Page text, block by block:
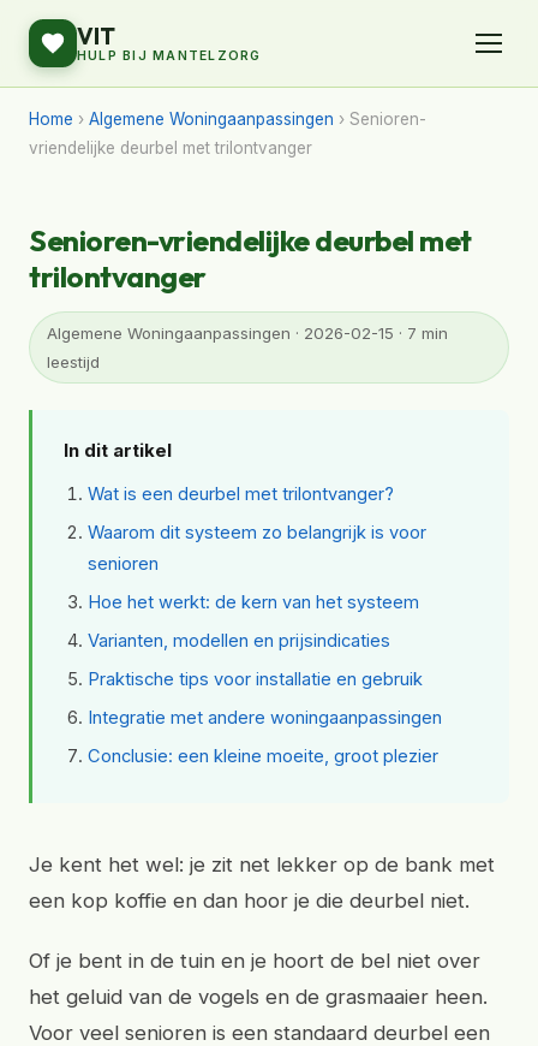
VIT
HULP BIJ MANTELZORG
Home › Algemene Woningaanpassingen › Senioren-
vriendelijke deurbel met trilontvanger
Senioren-vriendelijke deurbel met
trilontvanger
Algemene Woningaanpassingen · 2026-02-15 · 7 min
leestijd
In dit artikel
Wat is een deurbel met trilontvanger?
Waarom dit systeem zo belangrijk is voor
senioren
Hoe het werkt: de kern van het systeem
Varianten, modellen en prijsindicaties
Praktische tips voor installatie en gebruik
Integratie met andere woningaanpassingen
Conclusie: een kleine moeite, groot plezier
Je kent het wel: je zit net lekker op de bank met
een kop koffie en dan hoor je die deurbel niet.
Of je bent in de tuin en je hoort de bel niet over
het geluid van de vogels en de grasmaaier heen.
Voor veel senioren is een standaard deurbel een